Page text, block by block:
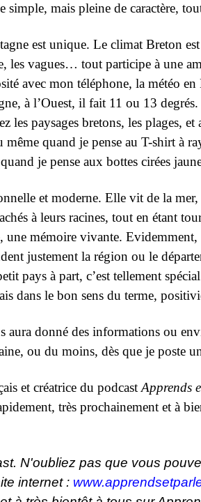
mais pleine de caractère,
est unique. Le climat Breton
vagues… tout participe à une
avec mon téléphone, la météo
à l’Ouest, il fait 11 ou 13
les paysages bretons, les plages,
quand je pense au T-shirt à
je pense aux bottes cirées
et moderne. Elle vit de la
à leurs racines, tout en étant
une mémoire vivante.
justement la région ou le
pays à part, c’est tellement
dans le bon sens du terme,
aura donné des informations ou
ou du moins, dès que je poste
et créatrice du podcast Apprends
très prochainement et à
N'oubliez pas que vous
internet :